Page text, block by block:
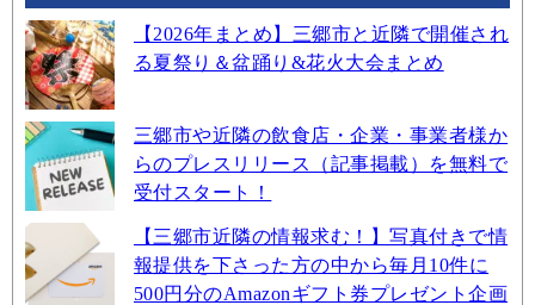
【2026年まとめ】三郷市と近隣で開催され
る夏祭り＆盆踊り&花火大会まとめ
三郷市や近隣の飲食店・企業・事業者様か
らのプレスリリース（記事掲載）を無料で
受付スタート！
【三郷市近隣の情報求む！】写真付きで情
報提供を下さった方の中から毎月10件に
500円分のAmazonギフト券プレゼント企画